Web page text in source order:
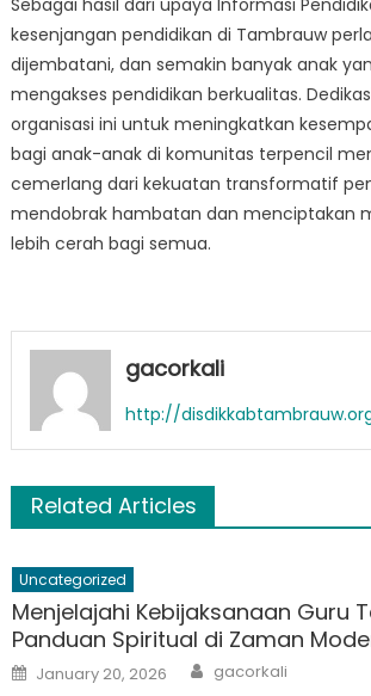
Sebagai hasil dari upaya Informasi
kesenjangan pendidikan di Tambrauw
dijembatani, dan semakin banyak anak
mengakses pendidikan berkualitas.
organisasi ini untuk meningkatkan
bagi anak-anak di komunitas terpencil
cemerlang dari kekuatan transformatif
mendobrak hambatan dan menciptakan
lebih cerah bagi semua.
gacorkali
http://
Related Articles
Uncategorized
Menjelajahi Kebijaksanaan Guru
Panduan Spiritual di Zaman
Posted
on
January 20, 2026 Author
gacorkali